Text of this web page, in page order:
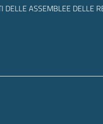
DELLE ASSEMBLEE DELLE